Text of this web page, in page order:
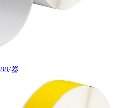
卷